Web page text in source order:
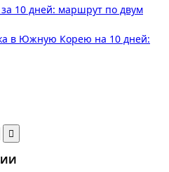
10 дней: маршрут по двум
в Южную Корею на 10 дней: